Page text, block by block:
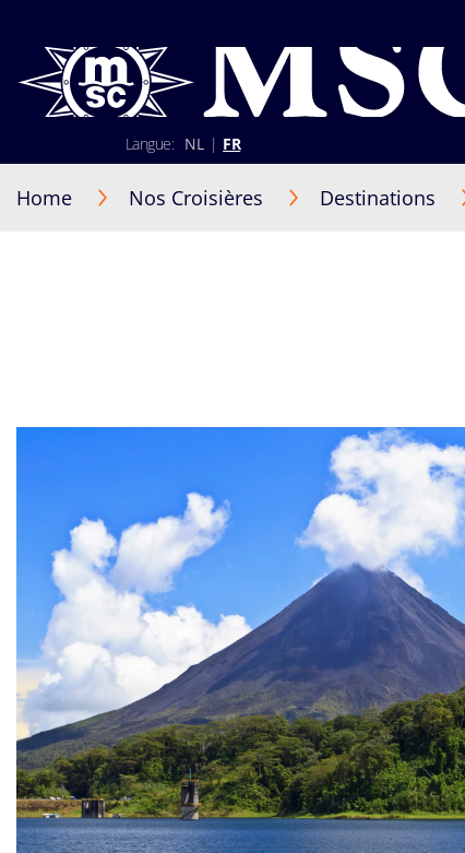
Langue: NL | FR
02 401 89 30
+352 2 730 22 22 (Luxembourg)
Home Nos Croisières Destinations